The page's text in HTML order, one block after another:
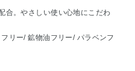
合。やさしい使い心地にこだわ
リー/ 鉱物油フリー/ パラベンフ